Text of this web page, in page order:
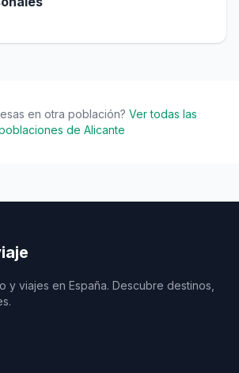
en otra población? Ver todas las
de Alicante
y viajes en España. Descubre destinos,